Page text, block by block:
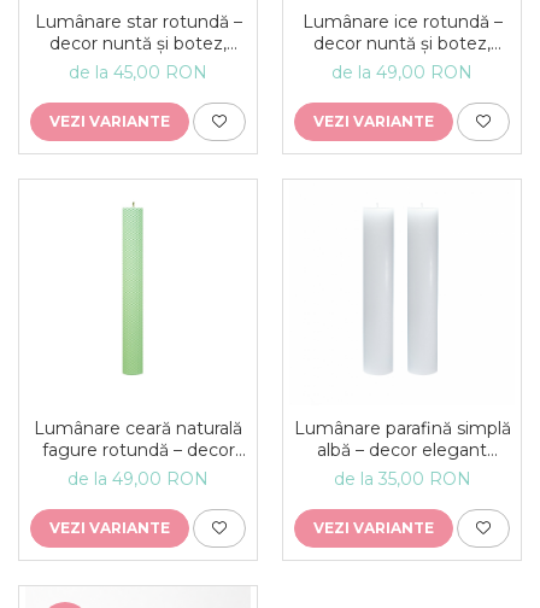
Lumânare star rotundă –
decor nuntă și botez,
lumânare eveniment
de la 45,00 RON
VEZI VARIANTE
Lumânare ice rotundă –
decor nuntă și botez,
lumânare eveniment
de la 49,00 RON
VEZI VARIANTE
Lumânare ceară naturală
fagure rotundă – decor
nuntă și botez, lumânare
eveniment
de la 49,00 RON
VEZI VARIANTE
Lumânare parafină simplă
albă – decor elegant
pentru nuntă și botez
de la 35,00 RON
VEZI VARIANTE